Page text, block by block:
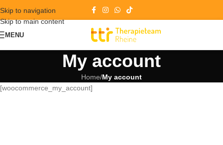
Skip to navigation
Skip to main content
MENU
My account
Home/My account
[woocommerce_my_account]